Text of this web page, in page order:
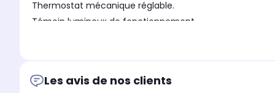
Thermostat mécanique réglable.
Témoin lumineux de fonctionnement.
Pieds avec roulettes.
Les avis de nos clients